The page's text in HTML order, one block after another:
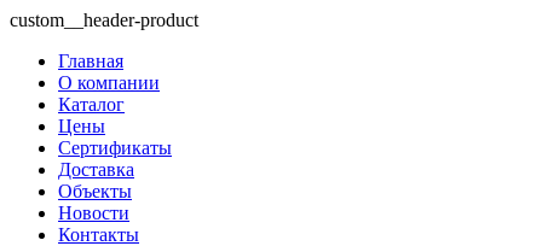
custom__header-product
Главная
О компании
Каталог
Цены
Сертификаты
Доставка
Объекты
Новости
Контакты